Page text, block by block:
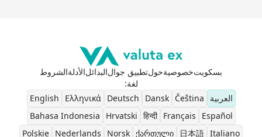
بسكويتخصوصيةحولتطبيق جوالالبدائلالأدلةالشروط
لغة:
العربية
Čeština
Dansk
Deutsch
Ελληνικά
English
Español
Français
हिन्दी
Hrvatski
Bahasa Indonesia
Italiano
日本語
ქართული
Norsk
Nederlands
Polskie